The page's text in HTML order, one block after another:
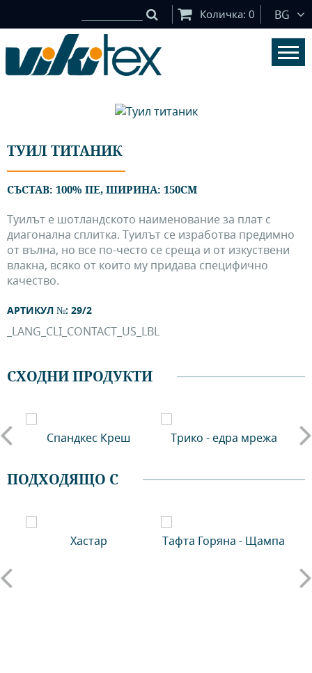
Количка: 0 BG
ТУИЛ ТИТАНИК
СЪСТАВ: 100% ПЕ, ШИРИНА: 150СМ
Туилът е шотландското наименование за плат с
диагонална сплитка. Туилът се изработва предимно
от вълна, но все по-често се среща и от изкуствени
влакна, всяко от които му придава специфично
качество.
АРТИКУЛ №: 29/2
_LANG_CLI_CONTACT_US_LBL
СХОДНИ ПРОДУКТИ
Спандкес Креш Трико - едра мрежа
ПОДХОДЯЩО С
Хастар Тафта Горяна - Щампа